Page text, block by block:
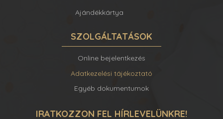
Ajándékkártya
SZOLGÁLTATÁSOK
Online bejelentkezés
Adatkezelési tájékoztató
Egyéb dokumentumok
IRATKOZZON FEL HÍRLEVELÜNKRE!